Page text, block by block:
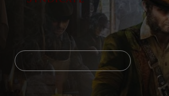
《刺客教條：梟
瞧瞧各種版本